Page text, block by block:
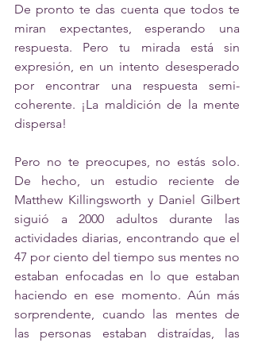
De pronto te das cuenta que todos te
miran expectantes, esperando una
respuesta. Pero tu mirada está sin
expresión, en un intento desesperado
por encontrar una respuesta semi-
coherente. ¡La maldición de la mente
dispersa!
Pero no te preocupes, no estás solo.
De hecho, un estudio reciente
de
Matthew Killingsworth y Daniel Gilbert
siguió a 2000 adultos durante las
actividades diarias, encontrando que el
47 por ciento del tiempo sus mentes no
estaban enfocadas en lo que estaban
haciendo en ese momento. Aún más
sorprendente, cuando las mentes de
las personas estaban distraídas, las